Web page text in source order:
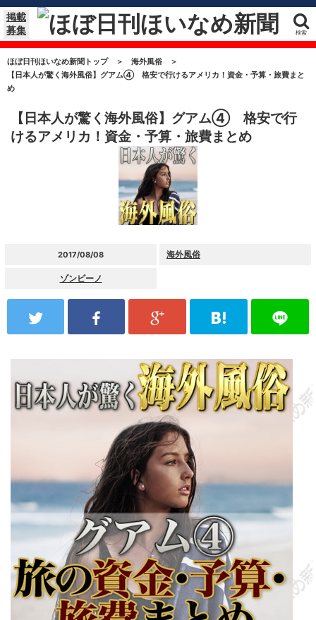
掲載
募集
検索
ほぼ日刊ほいなめ新聞トップ ＞ 海外風俗
＞
【日本人が驚く海外風俗】グアム④ 格安で行けるアメリカ！資金・予算・旅費まと
め
【日本人が驚く海外風俗】グアム④ 格安で行
けるアメリカ！資金・予算・旅費まとめ
2017/08/08 海外風俗
ゾンビーノ